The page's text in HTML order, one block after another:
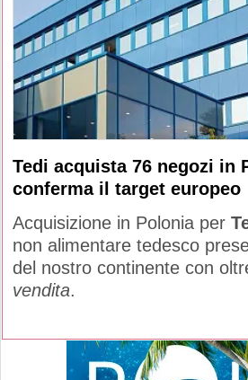
Tedi acquista 76 negozi in
conferma il target europeo
Acquisizione in Polonia per
non alimentare tedesco
del nostro continente con
vendita.